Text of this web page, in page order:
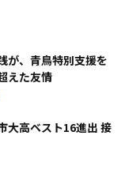
が、青鳥特別支援を
えた友情
大高ベスト16進出 接